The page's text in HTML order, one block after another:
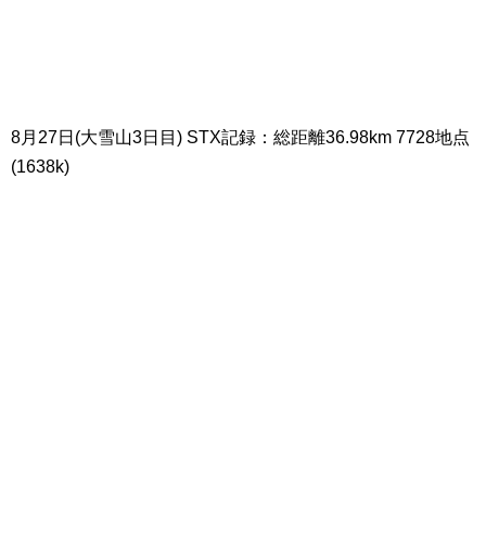
8月27日(大雪山3日目) STX記録：総距離36.98km 7728地点
(1638k)